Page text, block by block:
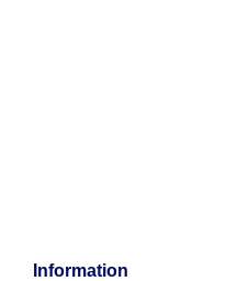
Information